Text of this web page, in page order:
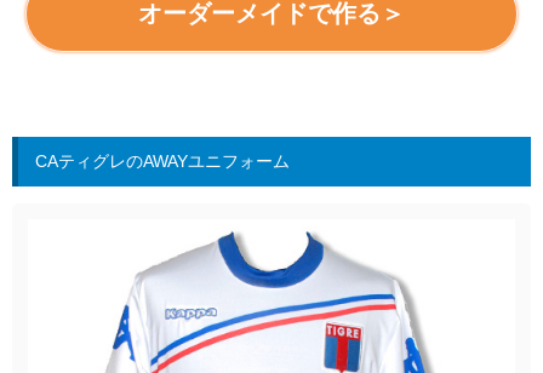
オーダーメイドで作る＞
CAティグレのAWAYユニフォーム